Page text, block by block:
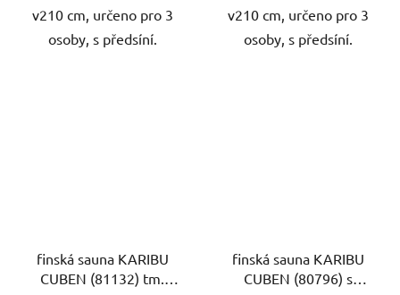
v210 cm, určeno pro 3
osoby, s předsíní.
v210 cm, určeno pro 3
osoby, s předsíní.
finská sauna KARIBU
CUBEN (81132) tm.
finská sauna KARIBU
CUBEN (80796) s